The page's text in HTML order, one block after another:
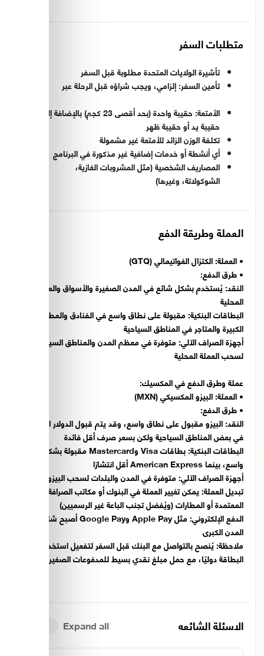
متطلبات السفر
تأشيرة الولايات المتحدة مطلوبة قبل السفر
تأمين السفر: إلزامي، ويجب شراؤه قبل الرحلة عبر
الأمتعة: حقيبة واحدة (بحد أقصى 23 كجم) بالإضافة إلى
حقيبة يد أو حقيبة ظهر
تكلفة الوزن الزائد للأمتعة غير مشمولة
أي أنشطة أو خدمات إضافية غير مذكورة في البرنامج
المصاريف الشخصية (مثل المشروبات الغازية،
الشوكولاتة، وغيرها)
العملة وطريقة الدفع
•العملة:الكتزال الغواتيمالي (GTQ)
•طرق الدفع:
النقد:يُستخدم بشكل شائع في المدن الصغيرة والأسواق والمتاجر
المحلية
البطاقات البنكية:مقبولة على نطاق واسع في الفنادق والمطاعم
الكبيرة والمتاجر في المناطق السياحية
أجهزة الصراف الآلي:متوفرة في معظم المدن والمناطق السياحية
لسحب العملة المحلية
عملة وطرق الدفع في المكسيك:
•العملة:البيزو المكسيكي (MXN)
•طرق الدفع:
النقد:البيزو مقبول على نطاق واسع، وقد يتم قبول الدولار الأمريكي
في بعض المناطق السياحية ولكن بسعر صرف أقل فائدة
البطاقات البنكية:
بطاقات Visa وMastercard مقبولة بشكل
واسع، بينما American Express أقل انتشارًا
أجهزة الصراف الآلي:متوفرة في المدن والبلدات لسحب البيزو
تبديل العملة:يمكن تغيير العملة في البنوك أو مكاتب الصرافة
المعتمدة أو المطارات (ويُفضل تجنب الباعة غير الرسميين)
الدفع الإلكتروني:
مثل Apple Pay وGoogle Pay أصبح شائعًا في
المدن الكبرى
ملاحظة:يُنصح بالتواصل مع البنك قبل السفر لتفعيل استخدام
البطاقة دوليًا، مع حمل مبلغ نقدي بسيط للمدفوعات الصغيرة.
الاسئلة الشائعه Expand all